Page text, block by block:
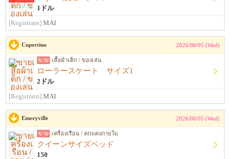
1ドル
[Registrant] MAI
Cupertino 2026/08/05 (Wed)
ขาย เสื้อผ้าเด็ก / ของเล่น
ローラースケート サイズ1
2ドル
[Registrant] MAI
Emeryville 2026/08/05 (Wed)
ขาย เครื่องเรือน / ตกแต่งภายใน
クイーンサイズベッド
150